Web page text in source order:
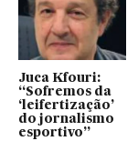
Juca Kfouri:
“Sofremos da
‘leifertização’
do jornalismo
esportivo”